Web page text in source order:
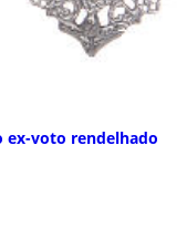
ex-voto rendelhado